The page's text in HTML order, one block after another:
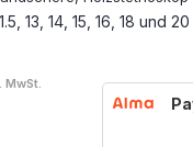
13, 14, 15, 16, 18 und 20
MwSt.